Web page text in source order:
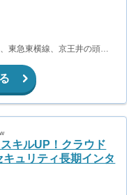
東急東横線、京王井の頭線
キルUP！クラウド
キュリティ長期インタ